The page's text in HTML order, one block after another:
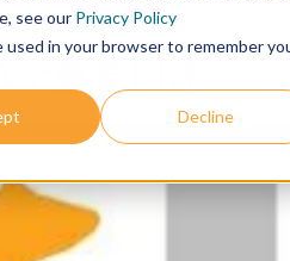
see our Privacy Policy
in your browser to remember
Decline
个重要用途